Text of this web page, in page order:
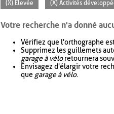
(X) Élevée (X) Activités
Votre recherche n'a donné
Vérifiez que l'orthographe
Supprimez les guillemets
garage à véloretournera
Envisagez d'élargir votre
que garage à vélo.